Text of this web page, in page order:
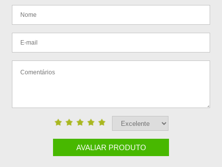
AVALIAR PRODUTO